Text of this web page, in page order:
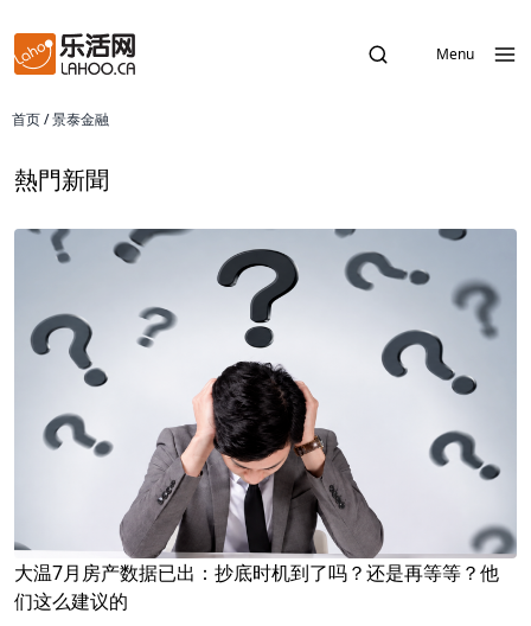
Menu
首页/景泰金融
熱門新聞
大温7月房产数据已出：抄底时机到了吗？还是再等等？他
们这么建议的